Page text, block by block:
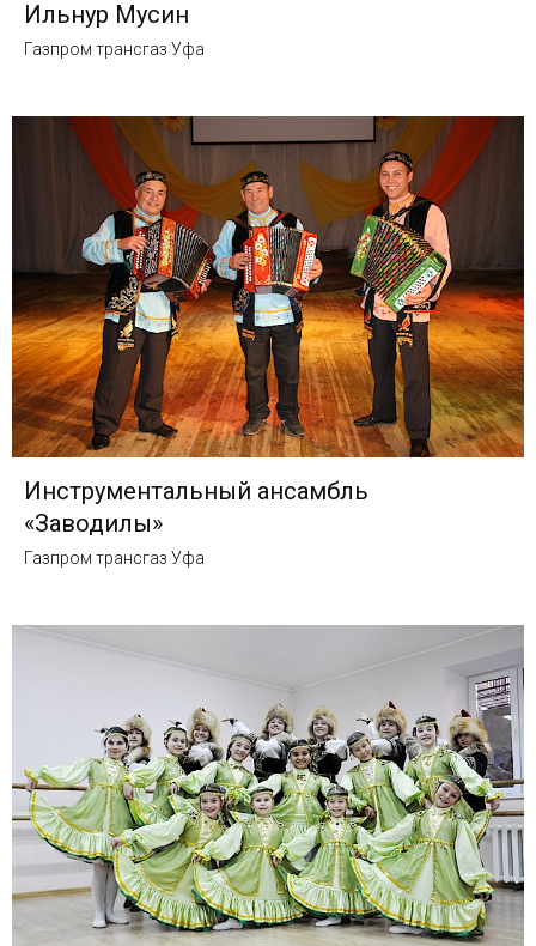
Ильнур Мусин
Газпром трансгаз Уфа
Инструментальный ансамбль
«Заводилы»
Газпром трансгаз Уфа